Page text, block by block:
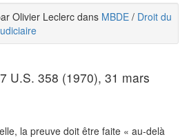
Olivier Leclerc dans MBDE / Droit du
U.S. 358 (1970), 31 mars
la preuve doit être faite « au-delà